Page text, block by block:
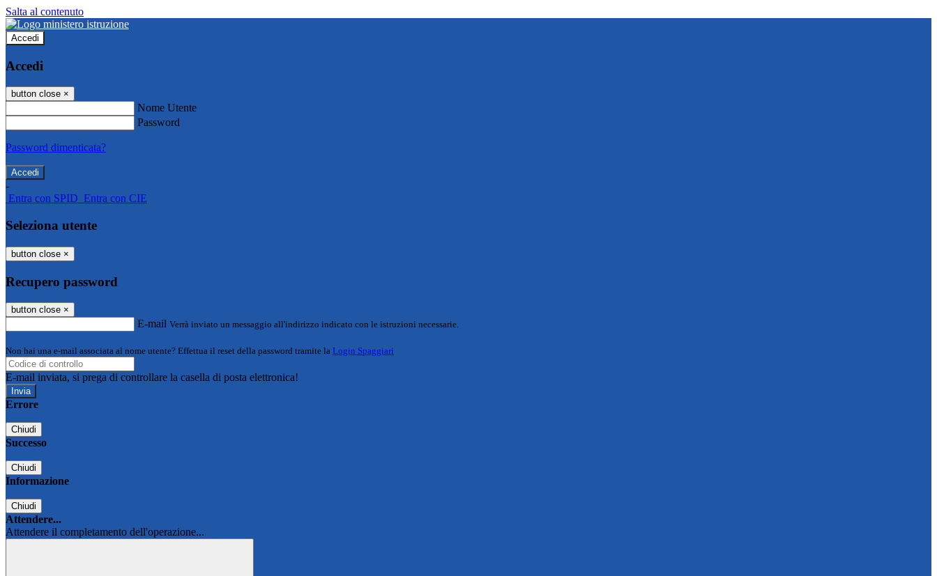
Salta al contenuto
Accedi
Accedi
button close ×
Nome Utente
Password
Password dimenticata?
-
Entra con SPID Entra con CIE
Seleziona utente
button close ×
Recupero password
button close ×
E-mail Verrà inviato un messaggio all'indirizzo indicato con le istruzioni necessarie.
Non hai una e-mail associata al nome utente? Effettua il reset della password tramite la Login Spaggiari
E-mail inviata, si prega di controllare la casella di posta elettronica!
Errore
Chiudi
Successo
Chiudi
Informazione
Chiudi
Attendere...
Attendere il completamento dell'operazione...